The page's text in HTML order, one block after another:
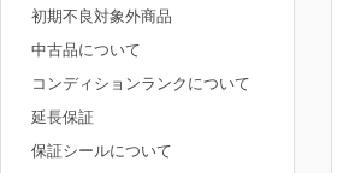
初期不良対象外商品
中古品について
コンディションランクについて
延長保証
保証シールについて